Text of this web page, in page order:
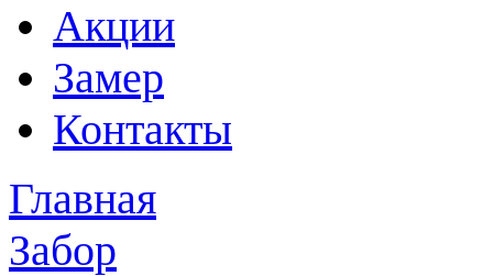
Акции
Замер
Контакты
Главная
Забор